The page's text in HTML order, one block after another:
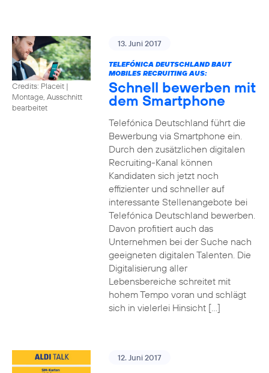
Credits: Placeit |
Montage, Ausschnitt
bearbeitet
13. Juni 2017
TELEFÓNICA DEUTSCHLAND BAUT
MOBILES RECRUITING AUS:
Schnell bewerben mit
dem Smartphone
Telefónica Deutschland führt die
Bewerbung via Smartphone ein.
Durch den zusätzlichen digitalen
Recruiting-Kanal können
Kandidaten sich jetzt noch
effizienter und schneller auf
interessante Stellenangebote bei
Telefónica Deutschland bewerben.
Davon profitiert auch das
Unternehmen bei der Suche nach
geeigneten digitalen Talenten. Die
Digitalisierung aller
Lebensbereiche schreitet mit
hohem Tempo voran und schlägt
sich in vielerlei Hinsicht […]
12. Juni 2017